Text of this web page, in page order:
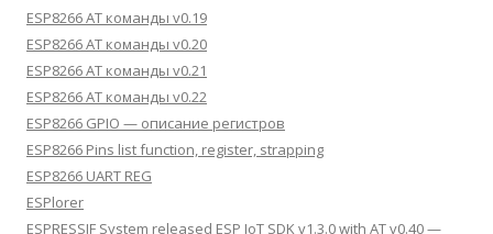
ESP8266 AT команды v0.19
ESP8266 AT команды v0.20
ESP8266 AT команды v0.21
ESP8266 AT команды v0.22
ESP8266 GPIO — описание регистров
ESP8266 Pins list function, register, strapping
ESP8266 UART REG
ESPlorer
ESPRESSIF System released ESP IoT SDK v1.3.0 with AT v0.40 —